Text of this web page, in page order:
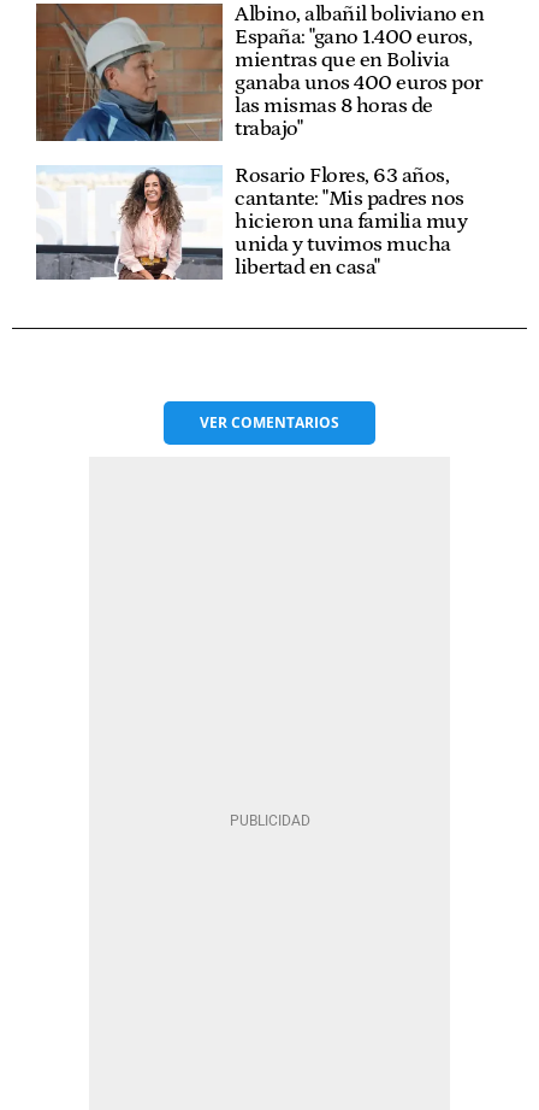
Albino, albañil boliviano en
España: "gano 1.400 euros,
mientras que en Bolivia
ganaba unos 400 euros por
las mismas 8 horas de
trabajo"
Rosario Flores, 63 años,
cantante: "Mis padres nos
hicieron una familia muy
unida y tuvimos mucha
libertad en casa"
VERCOMENTARIOS